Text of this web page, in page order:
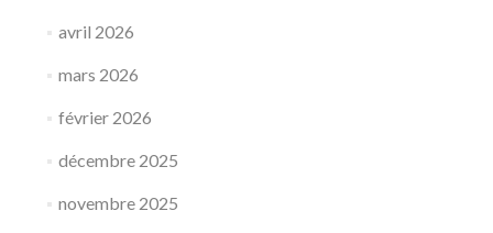
avril 2026
mars 2026
février 2026
décembre 2025
novembre 2025